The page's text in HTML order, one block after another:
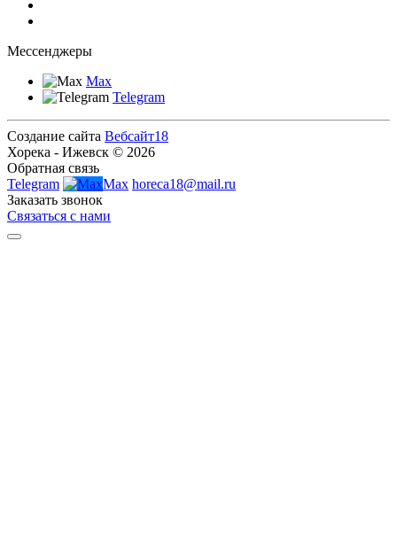
Мессенджеры
Max
Telegram
Создание сайта Вебсайт18
Хорека - Ижевск © 2026
Обратная связь
Telegram
Max horeca18@mail.ru
Заказать звонок
Связаться с нами